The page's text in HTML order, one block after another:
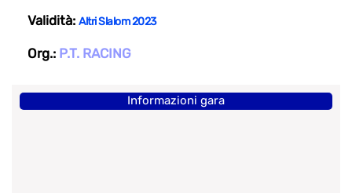
Validità: Altri Slalom 2023
Org.: P.T. RACING
Informazioni gara